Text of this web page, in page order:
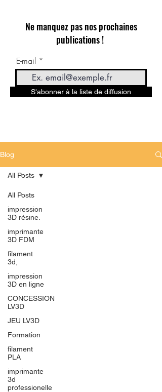
Ne manquez pas nos prochaines
publications !
E-mail
S'abonner à la liste de diffusion
Blog
All Posts
impression
3D résine.
imprimante
3D FDM
filament
3d,
impression
3D en ligne
CONCESSION
LV3D
JEU LV3D
Formation
filament
PLA
imprimante
3d
professionelle
All Posts